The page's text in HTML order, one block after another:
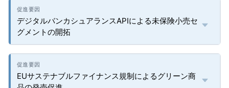
デジタルバンカシュアランスAPIによる未保険小売セ
グメントの開拓
EUサステナブルファイナンス規制によるグリーン商